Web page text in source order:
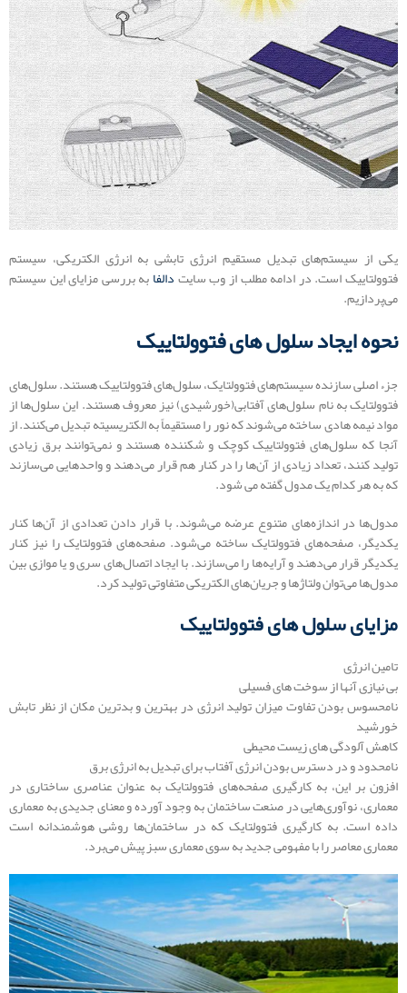
یکی از سیستم‌های تبدیل مستقیم انرژی تابشی به انرژی الکتریکی، سیستم
فتوولتاییک است. در ادامه مطلب از وب سایتدالفابه بررسی مزایای این سیستم
می‌پردازیم.
نحوه ایجاد سلول های فتوولتاییک
جزء اصلی سازنده سیستم‌های فتوولتایک، سلول‌های فتوولتاییک هستند. سلول‌های
فتوولتایک به نام سلول‌های آفتابی(خورشیدی) نیز معروف هستند. این سلول‌ها از
مواد نیمه هادی ساخته می‌شوند که نور را مستقیماً به الکتریسیته تبدیل می‌کنند. از
آنجا که سلول‌های فتوولتاییک کوچک و شکننده هستند و نمی‌توانند برق زیادی
تولید کنند، تعداد زیادی از آن‌ها را در کنار هم قرار می‌دهند و واحدهایی می‌سازند
که به هر کدام یک مدول گفته می شود.
مدول‌ها در اندازه‌های متنوع عرضه می‌شوند. با قرار دادن تعدادی از آن‌ها کنار
یکدیگر، صفحه‌های فتوولتایک ساخته می‌شود. صفحه‌های فتوولتایک را نیز کنار
یکدیگر قرار می‌دهند و آرایه‌ها را می‌سازند. با ایجاد اتصال‌های سری و یا موازی بین
مدول‌ها می‌توان ولتاژها و جریان‌های الکتریکی متفاوتی تولید کرد.
مزایای سلول های فتوولتاییک
تامین انرژی
بی نیازی آنها از سوخت های فسیلی
نامحسوس بودن تفاوت میزان تولید انرژی در بهترین و بدترین مکان از نظر تابش
خورشید
کاهش آلودگی های زیست محیطی
نامحدود و در دسترس بودن انرژی آفتاب برای تبدیل به انرژی برق
افزون بر این، به کارگیری صفحه‌های فتوولتایک به عنوان عناصری ساختاری در
معماری، نوآوری‌هایی در صنعت ساختمان به وجود آورده و معنای جدیدی به معماری
داده است. به کارگیری فتوولتایک که در ساختمان‌ها روشی هوشمندانه است
معماری معاصر را با مفهومی جدید به سوی معماری سبز پیش می‌برد.